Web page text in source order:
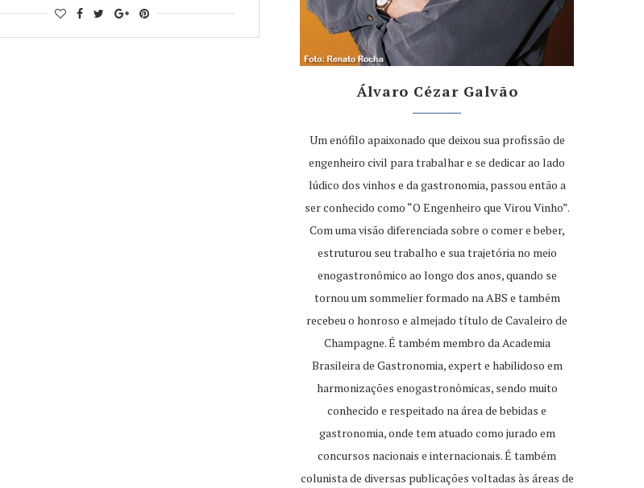
Álvaro Cézar Galvão
Um enófilo apaixonado que deixou sua profissão de
engenheiro civil para trabalhar e se dedicar ao lado
lúdico dos vinhos e da gastronomia, passou então a
ser conhecido como “O Engenheiro que Virou Vinho”.
Com uma visão diferenciada sobre o comer e beber,
estruturou seu trabalho e sua trajetória no meio
enogastronômico ao longo dos anos, quando se
tornou um sommelier formado na ABS e também
recebeu o honroso e almejado título de Cavaleiro de
Champagne. É também membro da Academia
Brasileira de Gastronomia, expert e habilidoso em
harmonizações enogastronômicas, sendo muito
conhecido e respeitado na área de bebidas e
gastronomia, onde tem atuado como jurado em
concursos nacionais e internacionais. É também
colunista de diversas publicações voltadas às áreas de